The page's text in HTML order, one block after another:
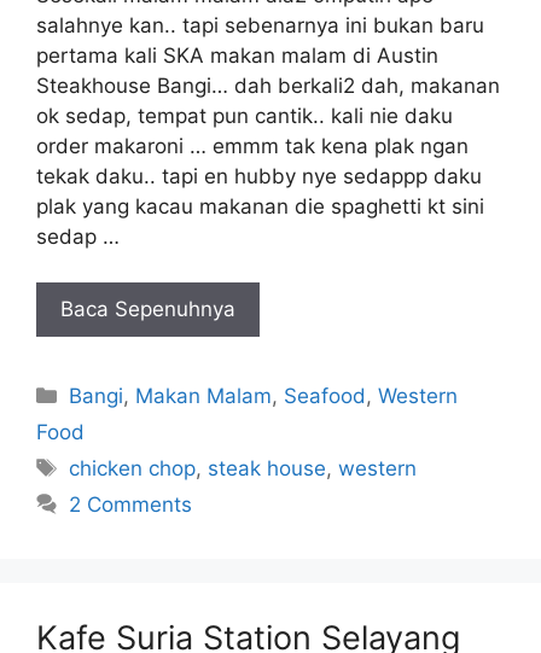
salahnye kan.. tapi sebenarnya ini bukan baru
pertama kali SKA makan malam di Austin
Steakhouse Bangi… dah berkali2 dah, makanan
ok sedap, tempat pun cantik.. kali nie daku
order makaroni … emmm tak kena plak ngan
tekak daku.. tapi en hubby nye sedappp daku
plak yang kacau makanan die spaghetti kt sini
sedap …
Baca Sepenuhnya
Categories
Bangi, Makan Malam, Seafood,Western
Food
Tags
chicken chop, steak house,western
2 Comments
Kafe Suria Station Selayang